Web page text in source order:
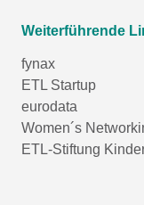
Weiterführende
fynax
ETL Startup
eurodata
Women´s
ETL-Stiftung